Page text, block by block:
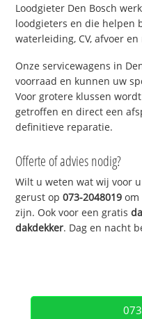
Loodgieter Den Bosch
loodgieters en die helpen
waterleiding, CV, afvoer
Onze servicewagens in
voorraad en kunnen uw
Voor grotere klussen
getroffen en direct een
definitieve reparatie.
Offerte of advies nodig?
Wilt u weten wat wij voor
gerust op073-2048019 om
zijn. Ook voor een gratis
dakdekker. Dag en nacht